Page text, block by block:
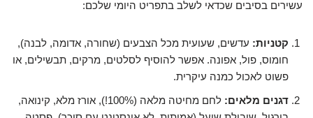
עשירים בסיבים שכדאי לשלב בתפריט היומי שלכם:
קטניות: עדשים, שעועית מכל הצבעים (שחורה, אדומה, לבנה),
חומוס, פול, אפונה. אפשר להוסיף לסלטים, מרקים, תבשילים, או
פשוט לאכול כמנה עיקרית.
דגנים מלאים:
לחם מחיטה מלאה (100%!), אורז מלא, קינואה,